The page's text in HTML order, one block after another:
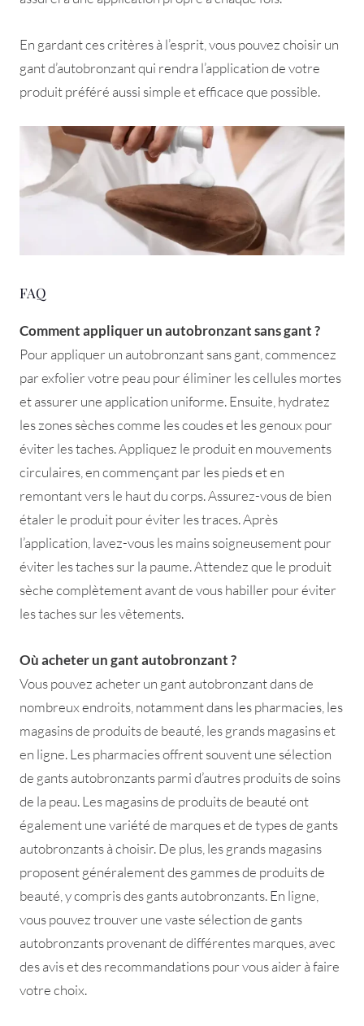
En gardant ces critères à l’esprit, vous pouvez choisir un
gant d’autobronzant qui rendra l’application de votre
produit préféré aussi simple et efficace que possible.
FAQ
Comment appliquer un autobronzant sans gant ?
Pour appliquer un autobronzant sans gant, commencez
par exfolier votre peau pour éliminer les cellules mortes
et assurer une application uniforme. Ensuite, hydratez
les zones sèches comme les coudes et les genoux pour
éviter les taches. Appliquez le produit en mouvements
circulaires, en commençant par les pieds et en
remontant vers le haut du corps. Assurez-vous de bien
étaler le produit pour éviter les traces. Après
l’application, lavez-vous les mains soigneusement pour
éviter les taches sur la paume. Attendez que le produit
sèche complètement avant de vous habiller pour éviter
les taches sur les vêtements.
Où acheter un gant autobronzant ?
Vous pouvez acheter un gant autobronzant dans de
nombreux endroits, notamment dans les pharmacies, les
magasins de produits de beauté, les grands magasins et
en ligne. Les pharmacies offrent souvent une sélection
de gants autobronzants parmi d’autres produits de soins
de la peau. Les magasins de produits de beauté ont
également une variété de marques et de types de gants
autobronzants à choisir. De plus, les grands magasins
proposent généralement des gammes de produits de
beauté, y compris des gants autobronzants. En ligne,
vous pouvez trouver une vaste sélection de gants
autobronzants provenant de différentes marques, avec
des avis et des recommandations pour vous aider à faire
votre choix.